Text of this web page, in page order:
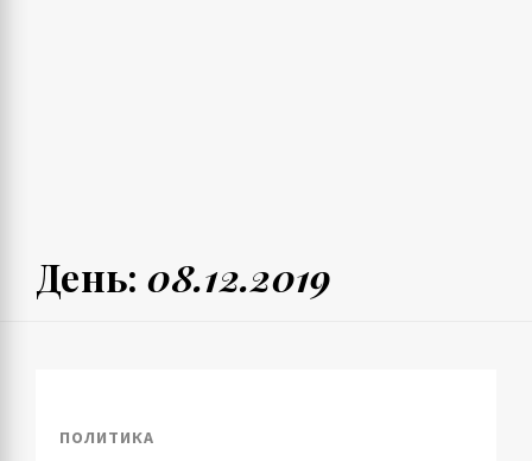
День:08.12.2019
ПОЛИТИКА